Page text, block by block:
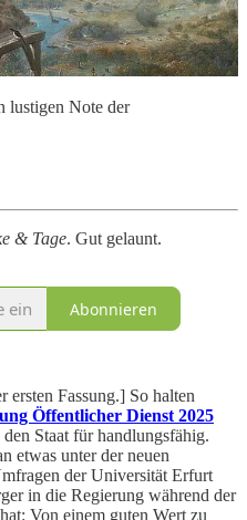
lustigen Note der
& Tage. Gut gelaunt.
Abonnieren
ersten Fassung.] So halten
Öffentlicher Dienst 2025
Staat für handlungsfähig.
etwas unter der neuen
der Universität Erfurt
in die Regierung während der
Von einem guten Wert zu